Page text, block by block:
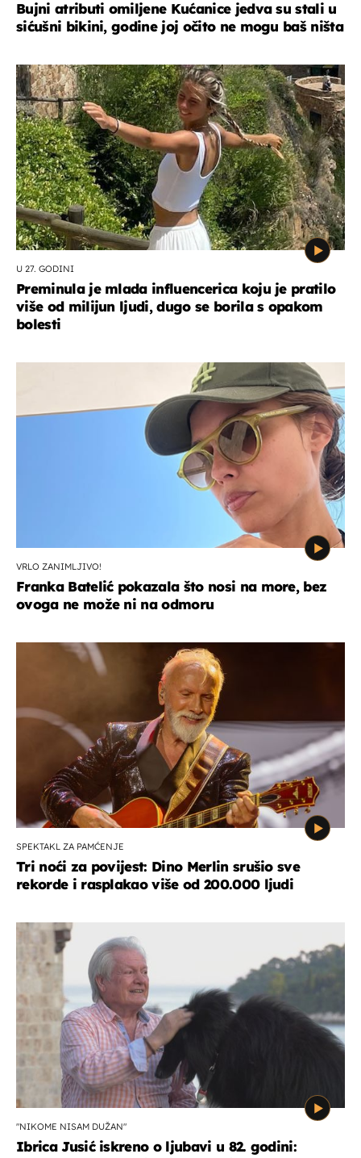
Bujni atributi omiljene Kućanice jedva su stali u
sićušni bikini, godine joj očito ne mogu baš ništa
U 27. GODINI
Preminula je mlada influencerica koju je pratilo
više od milijun ljudi, dugo se borila s opakom
bolesti
VRLO ZANIMLJIVO!
Franka Batelić pokazala što nosi na more, bez
ovoga ne može ni na odmoru
SPEKTAKL ZA PAMĆENJE
Tri noći za povijest: Dino Merlin srušio sve
rekorde i rasplakao više od 200.000 ljudi
"NIKOME NISAM DUŽAN"
Ibrica Jusić iskreno o ljubavi u 82. godini: